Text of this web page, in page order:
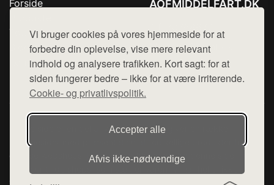
Vi bruger cookies på vores hjemmeside for at
forbedre din oplevelse, vise mere relevant
indhold og analysere trafikken. Kort sagt: for at
siden fungerer bedre – ikke for at være irriterende.
Cookie- og privatlivspolitik.
Accepter alle
Afvis ikke‑nødvendige
Forside
Top Rabatter
Blog
Kontakt
AOFMIDDELFART.DK
Mail: hej@want.dk
Cookie- og privatlivspolitik
Denne side er en del af want.dk, der udgiver en række
hjemmesider med præsentation af forskellige produkter fra
diverse webshops. Der sælges ikke varer fra denne side - vi
henviser til de shops, som sælger varen. Vi har heller ikke
varerne på lager.